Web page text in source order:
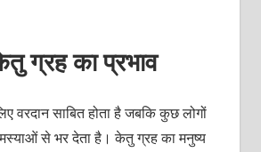
ग्रह का प्रभाव
वरदान साबित होता है जबकि कुछ लोगों
से भर देता है। केतु ग्रह का मनुष्य